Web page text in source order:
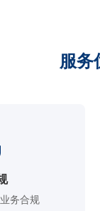
服务
务合规